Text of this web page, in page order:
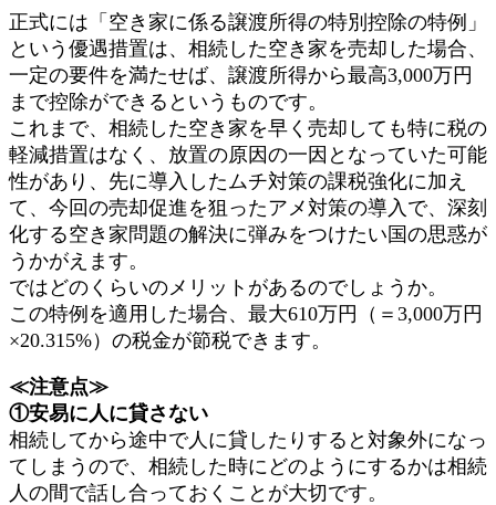
正式には「空き家に係る譲渡所得の特別控除の特例」
という優遇措置は、相続した空き家を売却した場合、
一定の要件を満たせば、譲渡所得から最高3,000万円
まで控除ができるというものです。
これまで、相続した空き家を早く売却しても特に税の
軽減措置はなく、放置の原因の一因となっていた可能
性があり、先に導入したムチ対策の課税強化に加え
て、今回の売却促進を狙ったアメ対策の導入で、深刻
化する空き家問題の解決に弾みをつけたい国の思惑が
うかがえます。
ではどのくらいのメリットがあるのでしょうか。
この特例を適用した場合、最大610万円（＝3,000万円
×20.315%）の税金が節税できます。
≪注意点≫
①安易に人に貸さない
相続してから途中で人に貸したりすると対象外になっ
てしまうので、相続した時にどのようにするかは相続
人の間で話し合っておくことが大切です。